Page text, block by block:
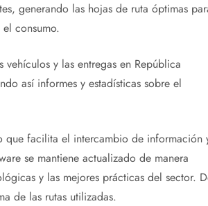
generando las hojas de ruta óptimas
consumo.
y las entregas en República
así informes y estadísticas sobre el
que facilita el intercambio de información
se mantiene actualizado de manera
y las mejores prácticas del sector.
de las rutas utilizadas.